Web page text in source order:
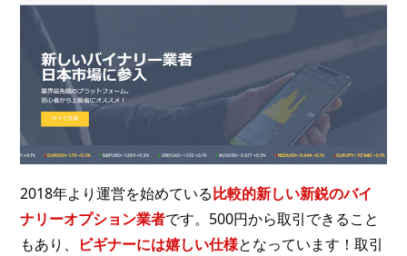
2018年より運営を始めている比較的新しい新鋭のバイ
ナリーオプション業者です。500円から取引できること
もあり、
ビギナーには嬉しい仕様となっています！取引